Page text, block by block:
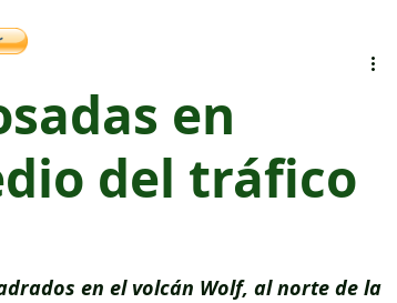
en
del tráfico
en el volcán Wolf, al norte de la